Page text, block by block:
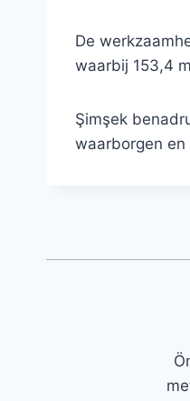
De
waarbij 153,4
Şimşek
waarborgen